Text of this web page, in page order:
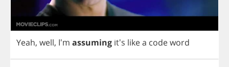
Yeah, well, I'm assuming it's likea codeword